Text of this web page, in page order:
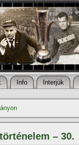
Info Interjúk
– 30.